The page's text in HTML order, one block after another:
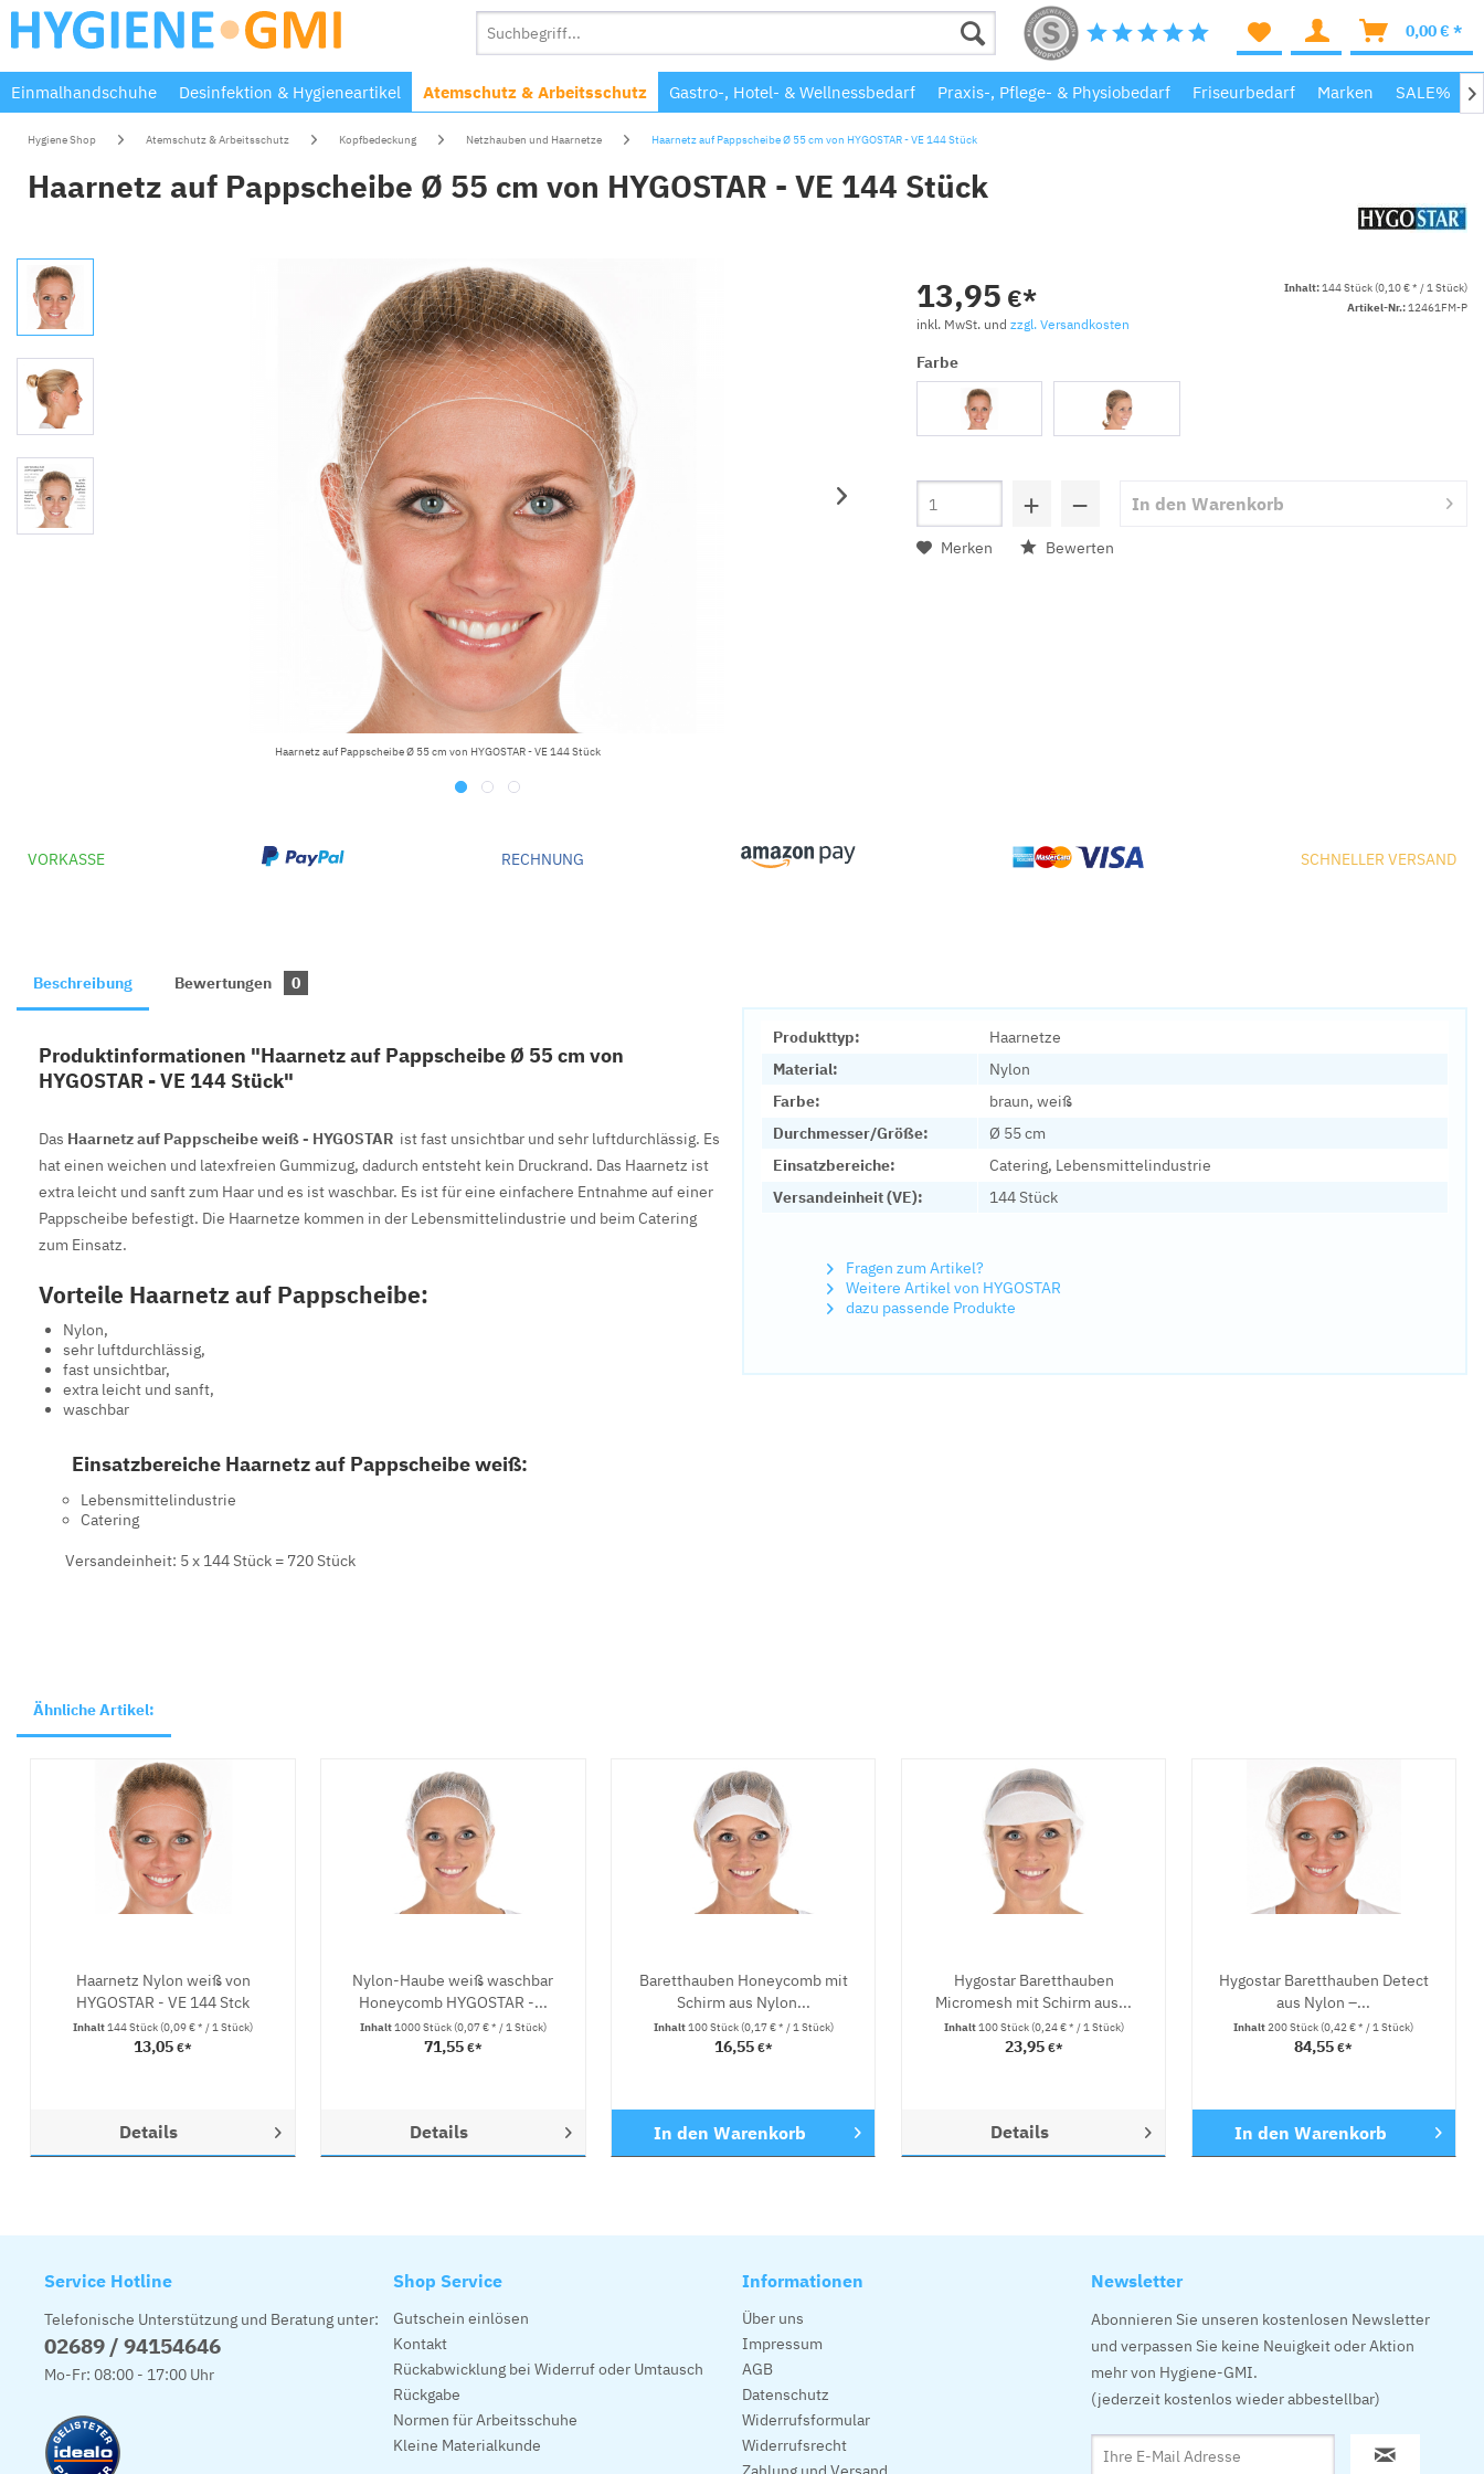
0,00 € *
Einmalhandschuhe Desinfektion & Hygieneartikel Atemschutz & Arbeitsschutz Gastro-, Hotel- & Wellnessbedarf Praxis-, Pflege- & Physiobedarf Friseurbedarf Marken SALE% 
Hygiene Shop Atemschutz & Arbeitsschutz Kopfbedeckung Netzhauben und Haarnetze Haarnetz auf Pappscheibe Ø 55 cm von HYGOSTAR - VE 144 Stück
Haarnetz auf Pappscheibe Ø 55 cm von HYGOSTAR - VE 144 Stück
Haarnetz auf Pappscheibe Ø 55 cm von HYGOSTAR - VE 144 Stück
13,95 €*
inkl. MwSt. und zzgl. Versandkosten
Inhalt:144 Stück (0,10 € * / 1 Stück)
Artikel-Nr.:12461FM-P
Farbe
+ − In den Warenkorb
Merken Bewerten
VORKASSE RECHNUNG SCHNELLER VERSAND
Produkttyp:
Haarnetze
Material:
Nylon
Farbe:
braun, weiß
Durchmesser/Größe:
Ø 55 cm
Einsatzbereiche:
Catering, Lebensmittelindustrie
Versandeinheit (VE):
144 Stück
Fragen zum Artikel?
Weitere Artikel von HYGOSTAR
dazu passende Produkte
Beschreibung Bewertungen 0
Produktinformationen "Haarnetz auf Pappscheibe Ø 55 cm von
HYGOSTAR - VE 144 Stück"
Das Haarnetz auf Pappscheibe weiß - HYGOSTAR ist fast unsichtbar und sehr luftdurchlässig. Es
hat einen weichen und latexfreien Gummizug, dadurch entsteht kein Druckrand. Das Haarnetz ist
extra leicht und sanft zum Haar und es ist waschbar. Es ist für eine einfachere Entnahme auf einer
Pappscheibe befestigt. Die Haarnetze kommen in der Lebensmittelindustrie und beim Catering
zum Einsatz.
Vorteile Haarnetz auf Pappscheibe:
Nylon,
sehr luftdurchlässig,
fast unsichtbar,
extra leicht und sanft,
waschbar
Einsatzbereiche Haarnetz auf Pappscheibe weiß:
Lebensmittelindustrie
Catering
Versandeinheit: 5 x 144 Stück = 720 Stück
Ähnliche Artikel:
Haarnetz Nylon weiß von
HYGOSTAR - VE 144 Stck
Inhalt144 Stück(0,09 € * / 1 Stück)
13,05€*
Details
Nylon-Haube weiß waschbar
Honeycomb HYGOSTAR -...
Inhalt1000 Stück(0,07 € * / 1 Stück)
71,55 €*
Details
Baretthauben Honeycomb mit
Schirm aus Nylon...
Inhalt100 Stück(0,17 € * / 1 Stück)
16,55 €*
In den Warenkorb
Hygostar Baretthauben
Micromesh mit Schirm aus...
Inhalt100 Stück(0,24 € * / 1 Stück)
23,95 €*
Details
Hygostar Baretthauben Detect
aus Nylon –...
Inhalt200 Stück(0,42 € * / 1 Stück)
84,55€*
In den Warenkorb
Service Hotline
Telefonische Unterstützung und Beratung unter:
02689 / 94154646
Mo-Fr: 08:00 - 17:00 Uhr
Shop Service
Gutschein einlösen
Kontakt
Rückabwicklung bei Widerruf oder Umtausch
Rückgabe
Normen für Arbeitsschuhe
Kleine Materialkunde
Informationen
Über uns
Impressum
AGB
Datenschutz
Widerrufsformular
Widerrufsrecht
Newsletter
Abonnieren Sie unseren kostenlosen Newsletter
und verpassen Sie keine Neuigkeit oder Aktion
mehr von Hygiene-GMI.
(jederzeit kostenlos wieder abbestellbar)